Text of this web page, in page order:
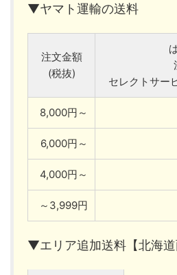
▼ヤマト運輸の送料
注文金額
(税抜)
セレクトサー
8,000円～
6,000円～
4,000円～
～3,999円
▼エリア追加送料【北海道